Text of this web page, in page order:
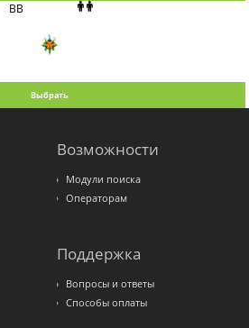
BB
Выбрать
Возможности
Модули поиска
Операторам
Поддержка
Вопросы и ответы
Способы оплаты